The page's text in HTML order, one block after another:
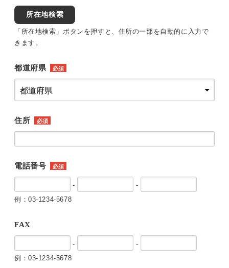
所在地検索
「所在地検索」ボタンを押すと、住所の一部を自動的に入力で
きます。
都道府県 必須
住所 必須
電話番号 必須
-
-
例：03-1234-5678
FAX
-
-
例：03-1234-5678